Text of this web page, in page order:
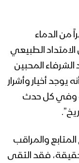
من الدماء
الطبيعي
الشرفاء المحبين
أخيار وأشرار
وفي كل حدث
والمراقب
فقد التقى